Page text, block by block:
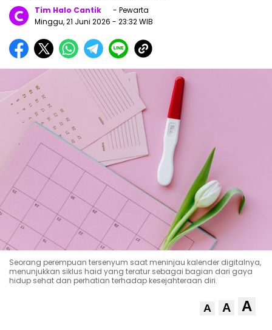
Tim Halo Cantik
- Pewarta
Minggu, 21 Juni 2026 - 23:32 WIB
Seorang perempuan tersenyum saat meninjau kalender digitalnya,
menunjukkan siklus haid yang teratur sebagai bagian dari gaya
hidup sehat dan perhatian terhadap kesejahteraan diri.
A A A